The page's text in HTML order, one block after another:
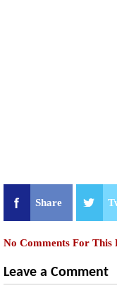
Share
No Comments For This
Leave a Comment